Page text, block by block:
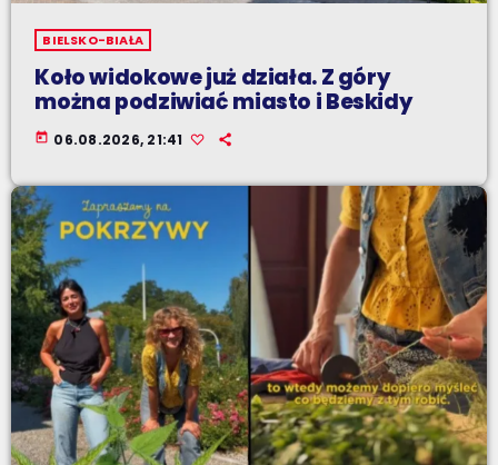
BIELSKO-BIAŁA
Koło widokowe już działa. Z góry
można podziwiać miasto i Beskidy
today 06.08.2026, 21:41